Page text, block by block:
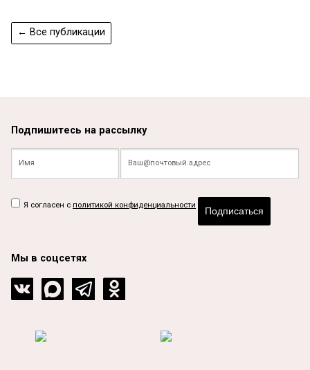
← Все публикации
Подпишитесь на рассылку
Я согласен с политикой конфиденциальности
Подписаться
Мы в соцсетях